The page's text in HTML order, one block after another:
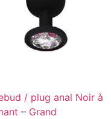
/ plug anal Noir à
– Grand